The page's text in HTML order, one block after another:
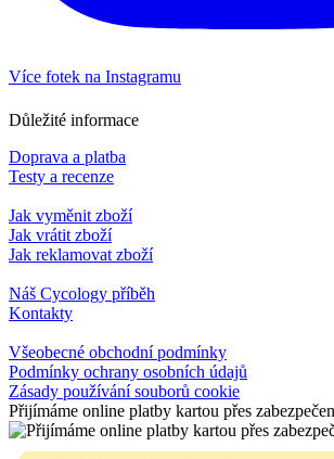
Více fotek na Instagramu
Důležité informace
Doprava a platba
Testy a recenze
Jak vyměnit zboží
Jak vrátit zboží
Jak reklamovat zboží
Náš Cycology příběh
Kontakty
Všeobecné obchodní podmínky
Podmínky ochrany osobních údajů
Zásady používání souborů cookie
Přijímáme online platby kartou přes